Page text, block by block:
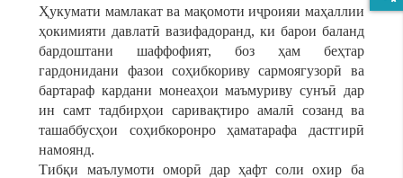
Ҳукумати мамлакат ва мақомоти иҷроияи маҳаллии
ҳокимияти давлатӣ вазифадоранд, ки барои баланд
бардоштани шаффофият, боз ҳам беҳтар
гардонидани фазои соҳибкориву сармоягузорӣ ва
бартараф кардани монеаҳои маъмуриву сунъӣ дар
ин самт тадбирҳои саривақтиро амалӣ созанд ва
ташаббусҳои соҳибкоронро ҳаматарафа дастгирӣ
намоянд.
Тибқи маълумоти оморӣ дар ҳафт соли охир ба